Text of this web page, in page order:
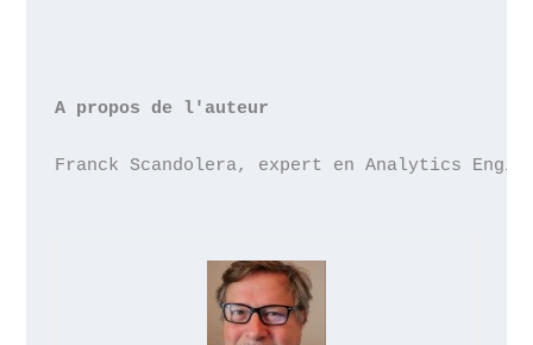
A propos de l'auteur
Franck Scandolera, expert en Analytics